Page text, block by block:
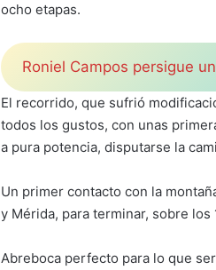
ocho etapas.
Roniel Campos persigue
El recorrido, que sufrió
todos los gustos, con unas
a pura potencia, disputarse la
Un primer contacto con la
y Mérida, para terminar, sobre los
Abreboca perfecto para lo que